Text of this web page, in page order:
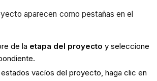
aparecen como pestañas en el
de la etapa del proyectoy seleccione
vacíos del proyecto, haga clic en